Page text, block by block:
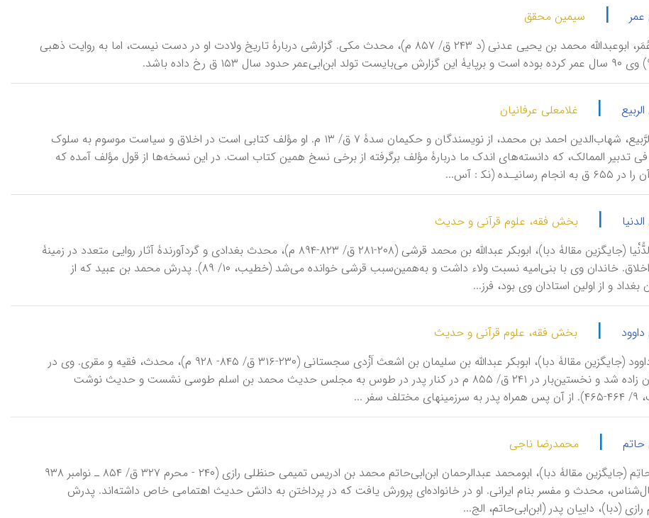
عمر |
سیمین محقق
اِبْنِ‌اَبی‌عُمَر، ابو‌عبدالله محمد بن یحیى عدنی (د ۲۴۳ ‌ق/ ۸۵۷ م)، محدث مکی. گزارشی دربارۀ تاریخ ولادت او در دست نیست، اما به روایت ذهبی
|
غلامعلی عرفانیان
اِبْنِ‌اَبی‌الرَّبیع، شهاب‌الدین احمد بن محمد، از نویسندگان و حکیمان سدۀ ۷ ق/ ۱۳ م. او مؤلف کتابی است در اخلاق و سیاست موسوم به سلوک
فی تدبیر الممالک، که دانسته‌های اندک ما دربارۀ مؤلف برگرفته از برخی نسخ همین کتاب است. در این نسخه‌ها از قول مؤلف آمده که
رسانیـده (نک‍ : آس...
|
بخش فقه، علوم قرآنی و حدیث
اِبْنِ‌اَبی‌الدُّنْیا (جایگزین مقالۀ دبا)، ابوبکر عبدالله بن محمد قرشی (۲۰۸-۲۸۱ ق/ ۸۲۳-۸۹۴ م)، محدث بغدادی و گردآورندۀ آثار روایی متعدد در زمینۀ
زهد و اخلاق. خاندان وی با بنی‌امیه نسبت ولاء داشت و به‌همین‌سبب قرشی خوانده می‌شد (خطیب، ۱۰/ ۸۹). پدرش محمد بن عبید که از
و از اولین استادان وی بود، فرز...
|
بخش فقه، علوم قرآنی و حدیث
اِبْنِ‌اَبی‌داوود (جایگزین مقالۀ دبا)، ابوبکر عبدالله بن سلیمان بن اشعث اَزْدی سجستانی (۲۳۰-۳۱۶ ق/ ۸۴۵- ۹۲۸ م)، محدث، فقیه و مقری. وی در
سیستان زاده شد و نخستین‌بار در ۲۴۱ ق/ ۸۵۵ م در کنار پدر در طوس به مجلس حدیث محمد بن اسلم طوسی نشست و حدیث نوشت
...
حاتم |
محمدرضا ناجی
اِبْنِ‌اَبی‌حاتِم (جایگزین مقالۀ دبا)، ابومحمد عبدالرحمان ابن‌ابی‌حاتم محمد بن ادریس تمیمی حنظلی رازی (۲۴۰ - محرم ۳۲۷ ق/ ۸۵۴ ـ نوامبر ۹۳۸
محدث و مفسر بنام ایرانی. او در خانواده‌ای پرورش یافت که در پرداختن به دانش حدیث اهتمامی خاص داشته‌اند. پدرش
رازی (دبا)، داییان پدر (ابن‌ابی‌حاتم، الج...